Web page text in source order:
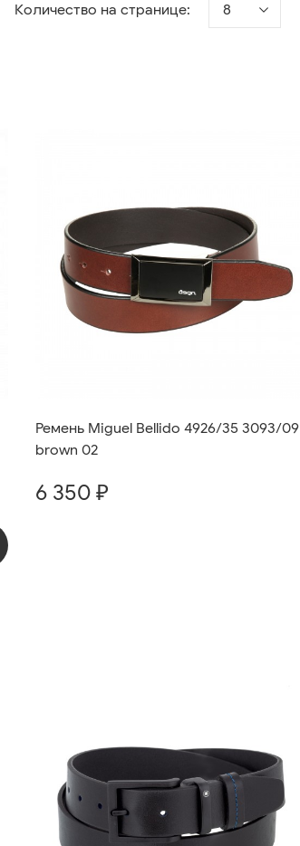
Количество на странице: 8
Ремень Miguel Bellido 4926/35 3093/09
brown 02
6 350 ₽